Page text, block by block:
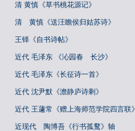
清 黄慎《草书桃花源记》
清 黄慎《送汪瞻侯归姑苏诗》
王铎《自书诗帖》
近代 毛泽东 《沁园春 长沙》
近代 毛泽东《长征诗一首》
近代 沈尹默《澹静庐诗剩》
近代 王蘧常《赠上海师范学院四言联》
近现代 陶博吾《行书孤鹜》轴